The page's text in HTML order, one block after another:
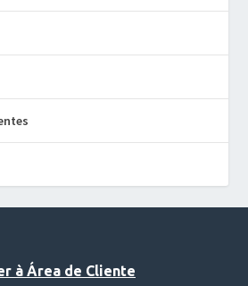
à Área de Cliente